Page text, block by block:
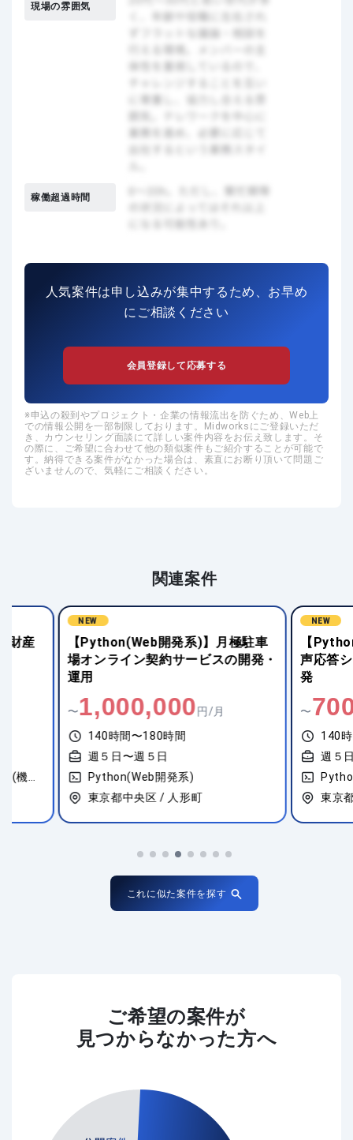
現場の雰囲気
稼働超過時間
人気案件は申し込みが集中するため、お早め
にご相談ください
会員登録して応募する
申込の殺到やプロジェクト・企業の情報流出を防ぐため、Web上
での情報公開を一部制限しております。Midworksにご登録いただ
き、カウンセリング面談にて詳しい案件内容をお伝え致します。そ
の際に、ご希望に合わせて他の類似案件もご紹介することが可能で
す。納得できる案件がなかった場合は、素直にお断り頂いて問題ご
ざいませんので、気軽にご相談ください。
関連案件
【Python(Web開発系)】月極駐車
場オンライン契約サービスの開発・
1,000,000円/月
140時間〜180時間
週５日〜週５日
Python(Web開発系)
東京都中央区 / 人形町
【Python(機械
声応答システム
140時間〜
週５日〜週５
Python(機械
東京都千代田
これに似た案件を探す
ご希望の案件が
見つからなかった方へ